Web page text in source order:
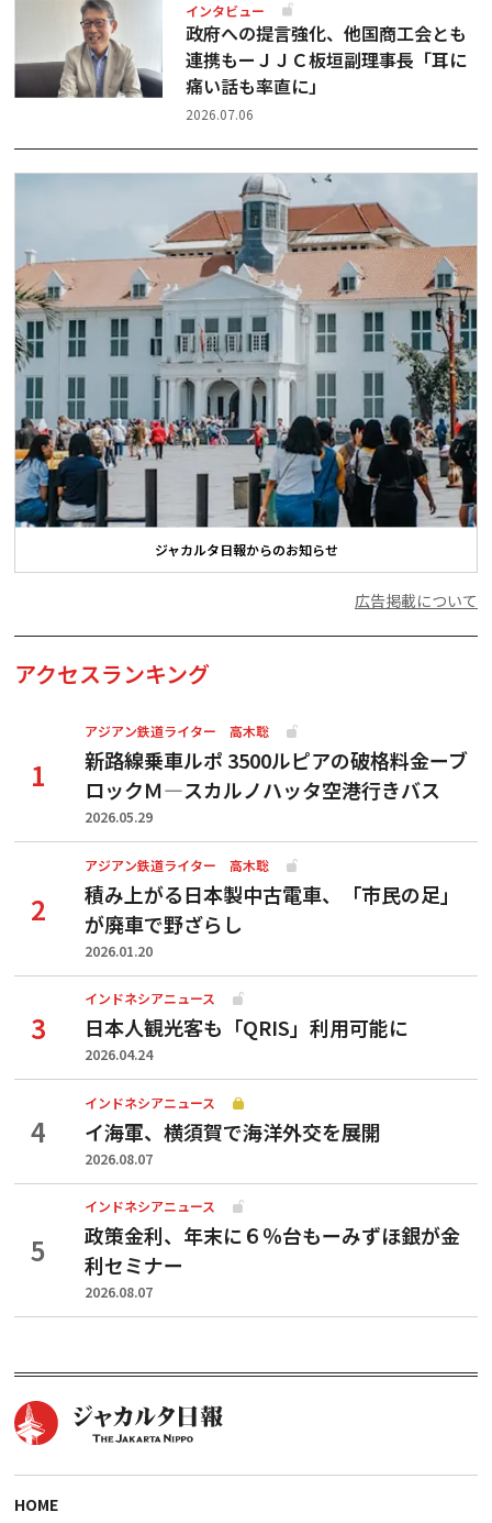
インタビュー
政府への提言強化、他国商工会とも
連携もーＪＪＣ板垣副理事長「耳に
痛い話も率直に」
2026.07.06
ジャカルタ日報からのお知らせ
広告掲載について
アクセスランキング
アジアン鉄道ライター 高木聡
新路線乗車ルポ 3500ルピアの破格料金ーブ
ロックＭ―スカルノハッタ空港行きバス
2026.05.29
アジアン鉄道ライター 高木聡
積み上がる日本製中古電車、「市民の足」
が廃車で野ざらし
2026.01.20
インドネシアニュース
日本人観光客も「QRIS」利用可能に
2026.04.24
インドネシアニュース
イ海軍、横須賀で海洋外交を展開
2026.08.07
インドネシアニュース
政策金利、年末に６％台もーみずほ銀が金
利セミナー
2026.08.07
HOME